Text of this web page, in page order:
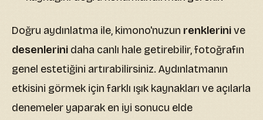
Doğru aydınlatma ile, kimono'nuzun renklerinive
desenlerini daha canlı hale getirebilir, fotoğrafın
genel estetiğini artırabilirsiniz. Aydınlatmanın
etkisini görmek için farklı ışık kaynakları ve açılarla
denemeler yaparak en iyi sonucu elde